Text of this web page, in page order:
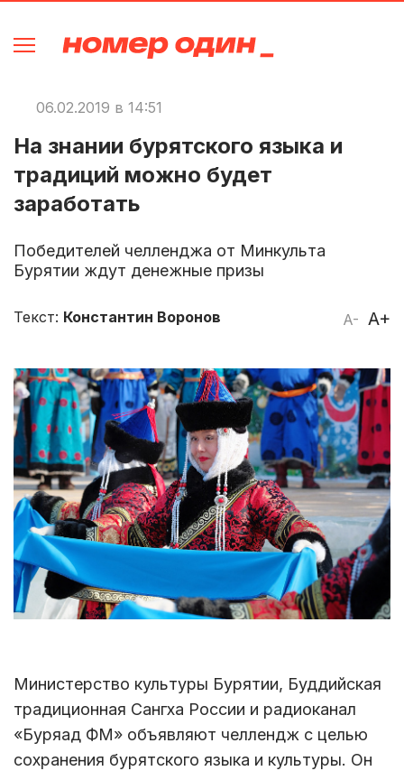
06.02.2019 в 14:51
На знании бурятского языка и
традиций можно будет
заработать
Победителей челленджа от Минкульта
Бурятии ждут денежные призы
A- A+
Текст: Константин Воронов
Министерство культуры Бурятии, Буддийская
традиционная Сангха России и радиоканал
«Буряад ФМ» объявляют челлендж с целью
сохранения бурятского языка и культуры. Он